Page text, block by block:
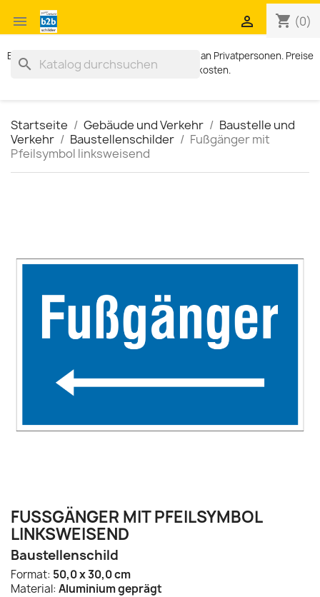
 shopping_cart (0)

Exklusiv für Geschäftskunden. Kein Verkauf an Privatpersonen. Preise
zzgl. MWST und Versandkosten.
search
Startseite Gebäude und Verkehr
Baustelle und
Verkehr
Baustellenschilder
Fußgänger mit
Pfeilsymbol linksweisend
FUSSGÄNGER MIT PFEILSYMBOL L
INKSWEISEND
Baustellenschild
Format: 50,0 x 30,0 cm
Material: Aluminium geprägt